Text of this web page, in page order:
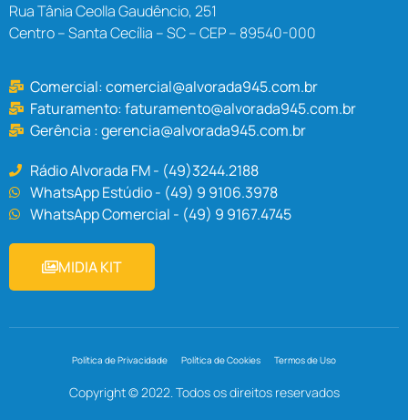
Rua Tânia Ceolla Gaudêncio, 251
Centro – Santa Cecília – SC – CEP – 89540-000
Comercial:comercial@alvorada945.com.br
Faturamento:faturamento@alvorada945.com.br
Gerência :gerencia@alvorada945.com.br
Rádio Alvorada FM - (49)3244.2188
WhatsApp Estúdio - (49) 9 9106.3978
WhatsApp Comercial - (49) 9 9167.4745
MIDIA KIT
Política de Privacidade Política de Cookies Termos de Uso
Copyright © 2022. Todos os direitos reservados